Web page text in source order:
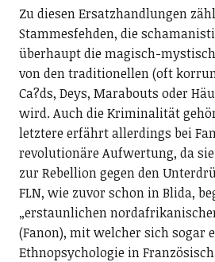
Zu diesen Ersatzhandlungen
Stammesfehden, die
überhaupt die magisch-
von den traditionellen (oft
Ca?ds, Deys, Marabouts oder
wird. Auch die Kriminalität
letztere erfährt allerdings bei
revolutionäre Aufwertung, da
zur Rebellion gegen den
FLN, wie zuvor schon in Blida,
„erstaunlichen
(Fanon), mit welcher sich sogar
Ethnopsychologie in